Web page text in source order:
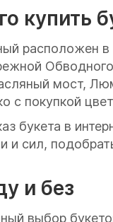
купить
расположен в
мост,
с покупкой
букета в
и сил,
и без
выбор